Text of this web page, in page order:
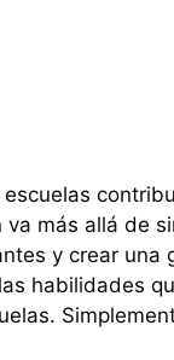
más allá de
y crear una
habilidades